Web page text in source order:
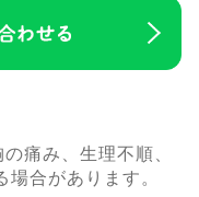
痛み、生理不順、
合があります。